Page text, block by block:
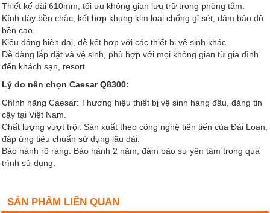
Thiết kế dài 610mm, tối ưu không gian lưu trữ trong phòng tắm.
Kính dày bền chắc, kết hợp khung kim loại chống gỉ sét, đảm bảo độ
bền cao.
Kiểu dáng hiện đại, dễ kết hợp với các thiết bị vệ sinh khác.
Dễ dàng lắp đặt và vệ sinh, phù hợp với mọi không gian từ gia đình
đến khách sạn, resort.
Lý do nên chọn Caesar Q8300:
Chính hãng Caesar: Thương hiệu thiết bị vệ sinh hàng đầu, đáng tin
cậy tại Việt Nam.
Chất lượng vượt trội: Sản xuất theo công nghệ tiên tiến của Đài Loan,
đáp ứng tiêu chuẩn sử dụng lâu dài.
Bảo hành rõ ràng: Bảo hành 2 năm, đảm bảo sự yên tâm trong quá
trình sử dụng.
SẢN PHẨM LIÊN QUAN